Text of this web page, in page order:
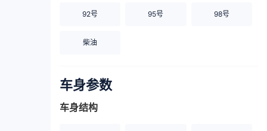
92号 95号 98号
柴油
车身参数
车身结构